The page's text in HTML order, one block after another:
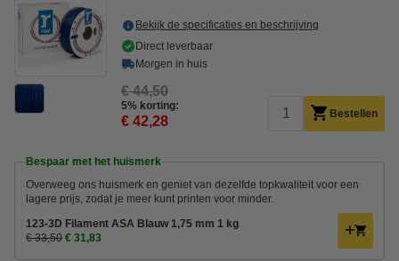
Bekijk de specificaties en beschrijving
Direct leverbaar
Morgen in huis
€ 44,50
5% korting:
€ 42,28 Bestellen
Bespaar met het huismerk
Overweeg ons huismerk en geniet van dezelfde topkwaliteit voor een
lagere prijs, zodat je meer kunt printen voor minder.
123-3D Filament ASA Blauw 1,75 mm 1 kg
€ 33,50 € 31,83